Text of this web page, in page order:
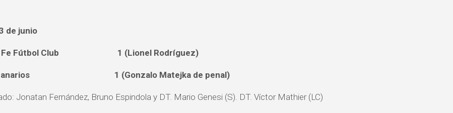
de junio
Fe Fútbol Club 1 (Lionel Rodríguez)
1 (Gonzalo Matejka de penal)
Jonatan Fernández, Bruno Espindola y DT. Mario Genesi (S). DT. Víctor Mathier (LC)